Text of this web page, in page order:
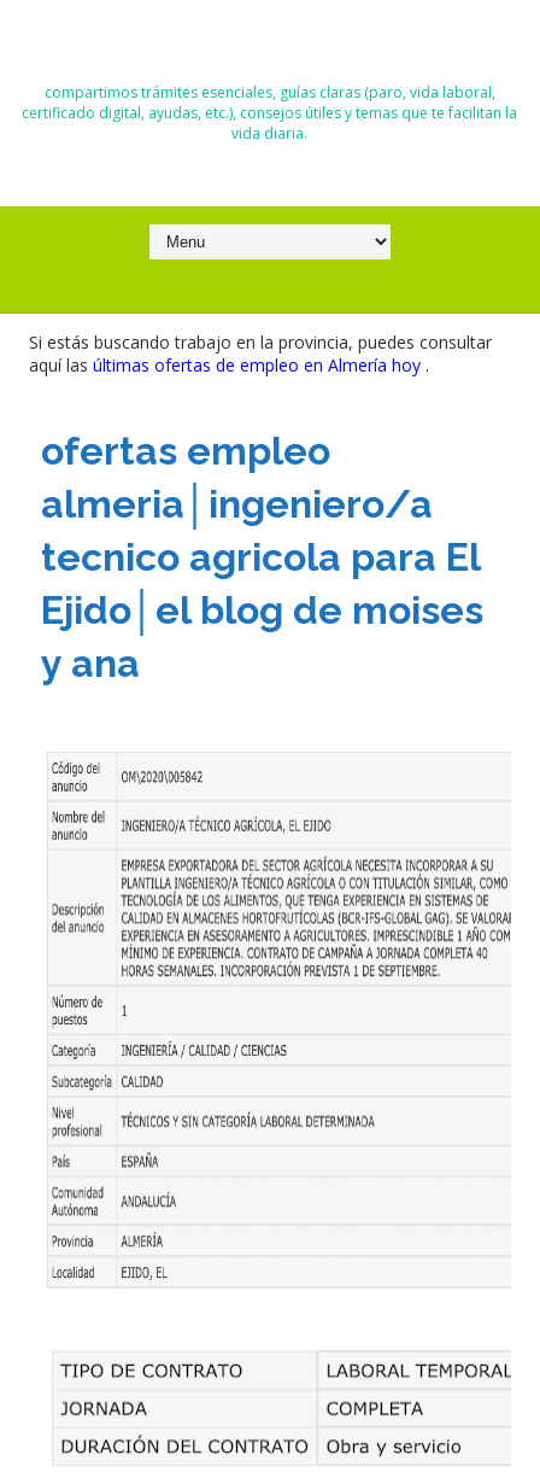
compartimos trámites esenciales, guías claras (paro, vida laboral,
certificado digital, ayudas, etc.), consejos útiles y temas que te facilitan la
vida diaria.
Si estás buscando trabajo en la provincia, puedes consultar
aquí las últimas ofertas de empleo en Almería hoy .
ofertas empleo
almeria│ingeniero/a
tecnico agricola para El
Ejido│el blog de moises
y ana